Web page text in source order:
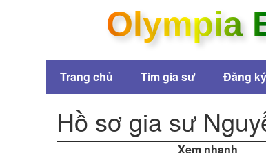
Olympia
Trang chủ Tìm gia sư Đăng
Hồ sơ gia sư
Xem nhanh